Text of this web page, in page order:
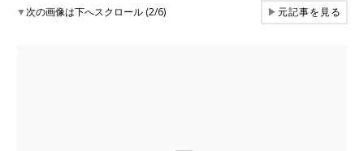
▼次の画像は下へスクロール (2/6) ▶元記事を見る